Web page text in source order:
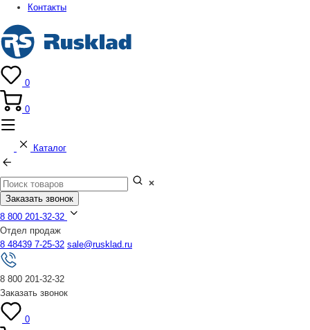
Контакты
0
0
Каталог
Заказать звонок
8 800 201-32-32
Отдел продаж
8 48439 7-25-32 sale@rusklad.ru
8 800 201-32-32
Заказать звонок
0